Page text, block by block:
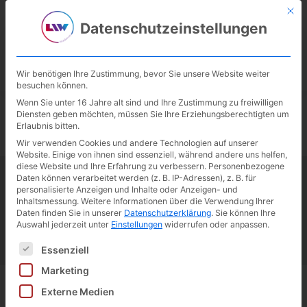
02246 / 302 999-10
Anja Katzfey
It seems we can't find what you're looking for.
Mit
Datenschutzeinstellungen
Wir benötigen Ihre Zustimmung, bevor Sie unsere Website weiter
besuchen können.
Wenn Sie unter 16 Jahre alt sind und Ihre Zustimmung zu freiwilligen
Diensten geben möchten, müssen Sie Ihre Erziehungsberechtigten um
Erlaubnis bitten.
Wir verwenden Cookies und andere Technologien auf unserer
Website. Einige von ihnen sind essenziell, während andere uns helfen,
diese Website und Ihre Erfahrung zu verbessern. Personenbezogene
Daten können verarbeitet werden (z. B. IP-Adressen), z. B. für
personalisierte Anzeigen und Inhalte oder Anzeigen- und
Inhaltsmessung. Weitere Informationen über die Verwendung Ihrer
Daten finden Sie in unserer Datenschutzerklärung. Sie können Ihre
Auswahl jederzeit unter Einstellungen widerrufen oder anpassen.
Es folgt eine Liste der Service-Gruppen, für die eine
Essenziell
Marketing
Externe Medien